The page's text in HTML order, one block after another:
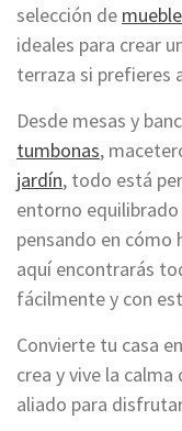
selección de
ideales para crear
terraza si prefieres
Desde mesas y
tumbonas,
jardín, todo está
entorno
pensando en cómo
aquí encontrarás
fácilmente y con
Convierte tu casa
crea y vive la
aliado para